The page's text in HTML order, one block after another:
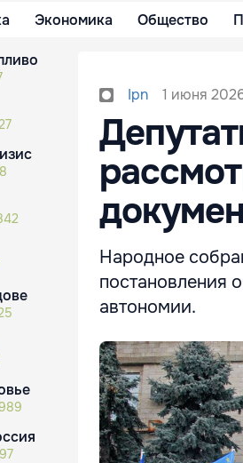
Экономика Общество
Ipn 1 июня
Народное
постановления
автономии.